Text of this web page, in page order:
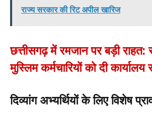
राज्य सरकार की रिट अपील खारिज
छत्तीसगढ़ में रमजान पर बड़ी
मुस्लिम कर्मचारियों को दी
दिव्यांग अभ्यर्थियों के लिए विशेष